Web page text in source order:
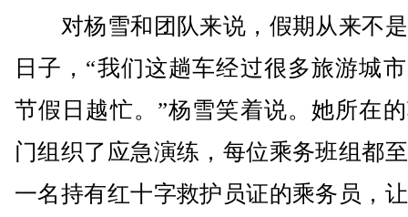
对杨雪和团队来说，假期从来不
日子，“我们这趟车经过很多旅游城
节假日越忙。”杨雪笑着说。她所在
门组织了应急演练，每位乘务班组都
一名持有红十字救护员证的乘务员，